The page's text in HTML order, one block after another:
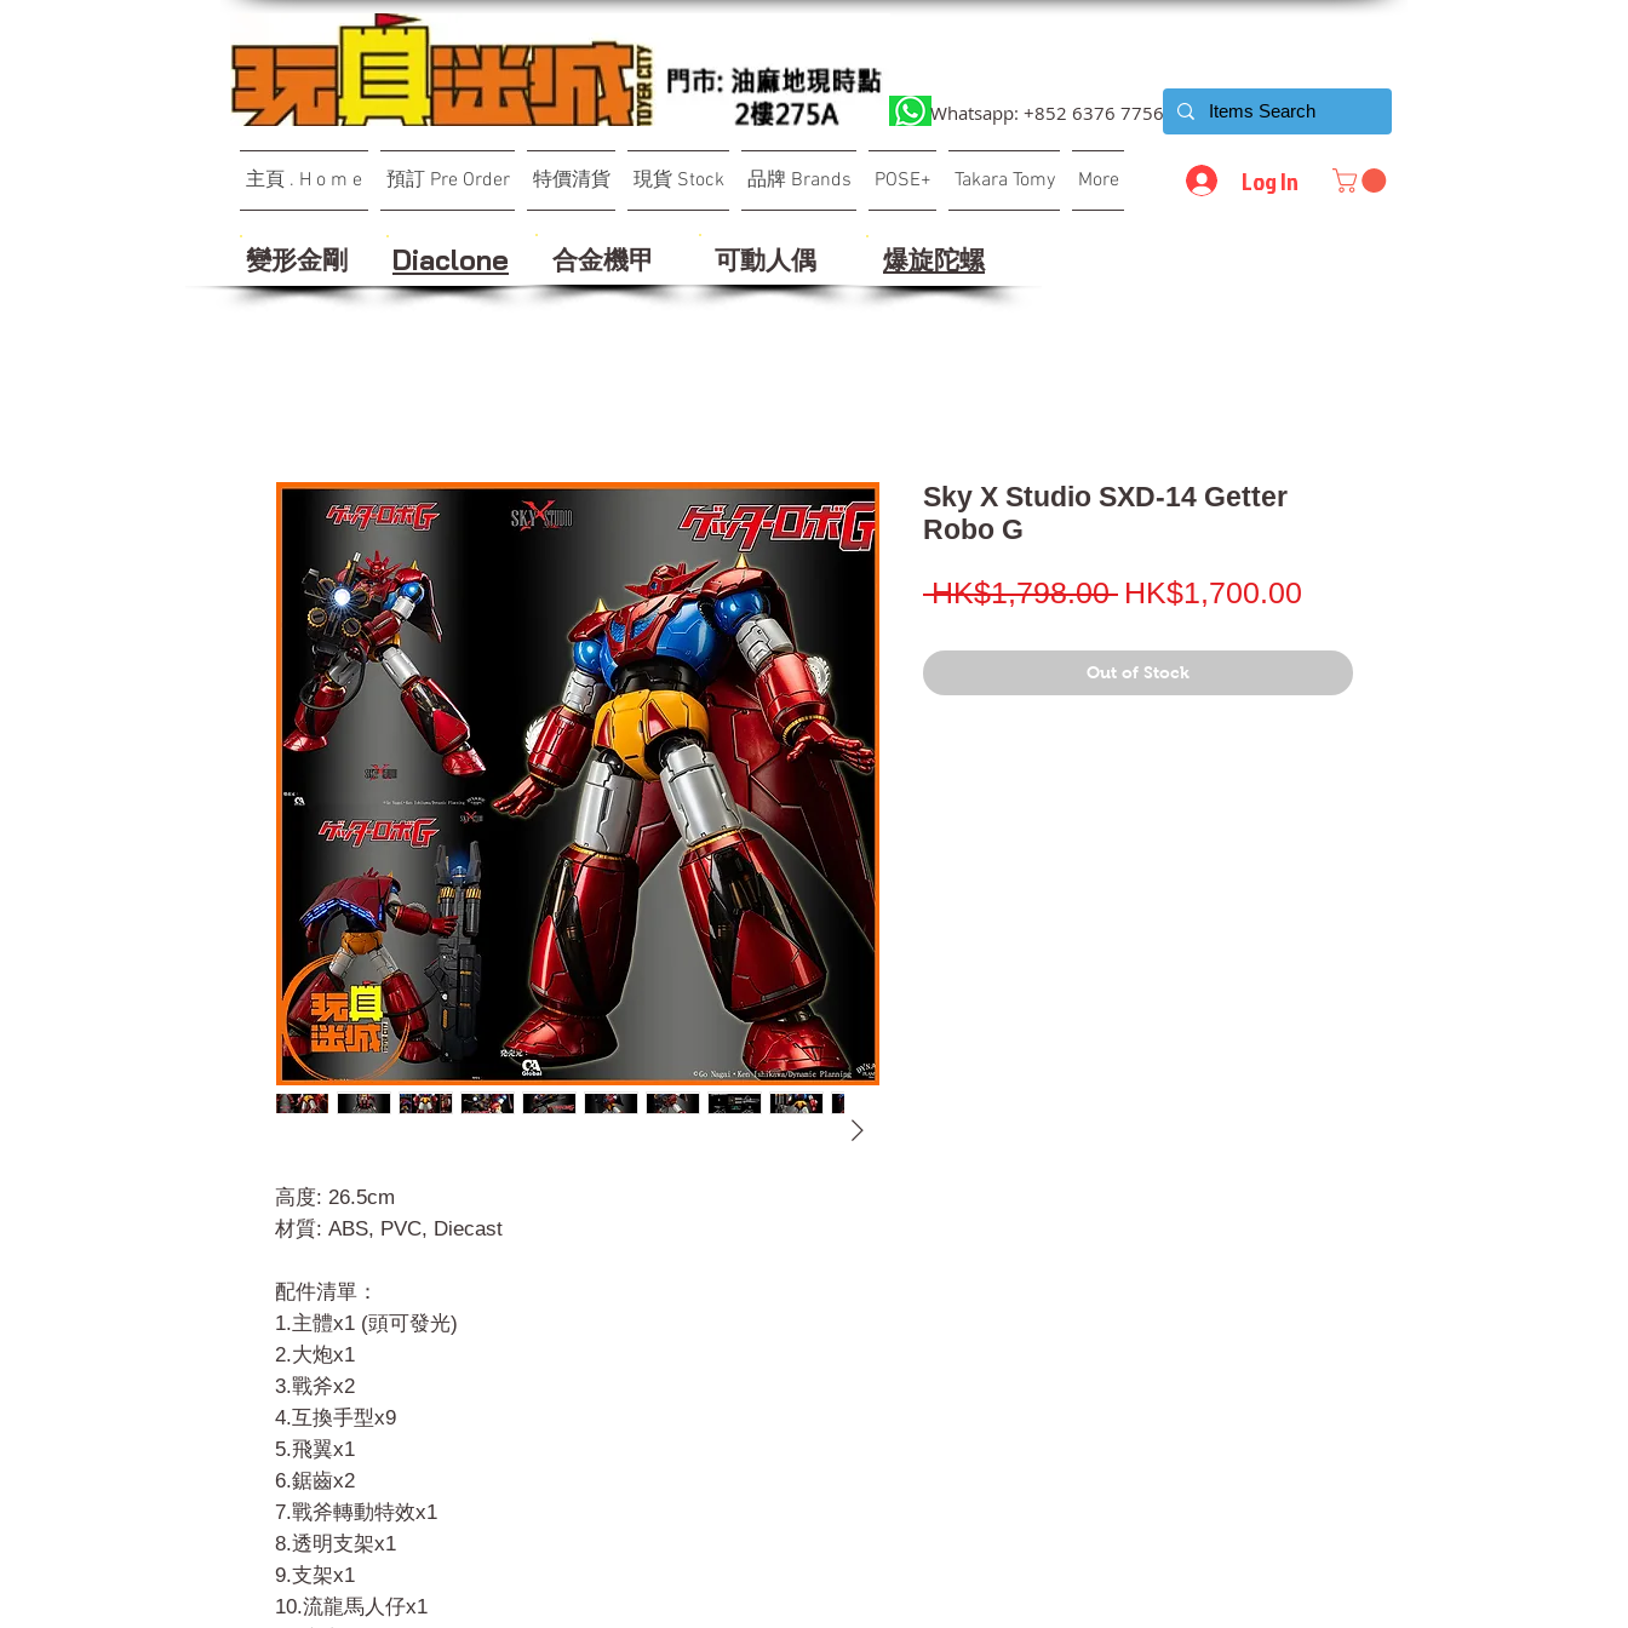
Whatsapp: +852 6376 7756
主頁 . H o m e 預訂 Pre Order 特價清貨 現貨 Stock 品牌 Brands POSE+ Takara Tomy More Log In
變形金剛 Diaclone 合金機甲 可動人偶 ​爆旋陀螺
高度: 26.5cm
材質: ABS, PVC, Diecast
配件清單：
1.主體x1 (頭可發光)
2.大炮x1
3.戰斧x2
4.互換手型x9
5.飛翼x1
6.鋸齒x2
7.戰斧轉動特效x1
8.透明支架x1
9.支架x1
10.流龍馬人仔x1
Sky X Studio SXD-14 Getter
Robo G
HK$1,798.00 Regular
HK$1,700.00
Out of Stock